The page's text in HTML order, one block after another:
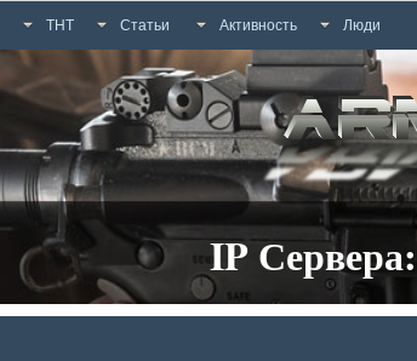
ТНТ Статьи Активность Люди
IP